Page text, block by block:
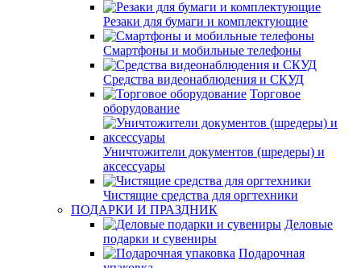
Резаки для бумаги и комплектующие
Смартфоны и мобильные телефоны
Средства видеонаблюдения и СКУД
Торговое
оборудование
Уничтожители документов (шредеры) и
аксессуары
Чистящие средства для оргтехники
ПОДАРКИ И ПРАЗДНИК
Деловые
подарки и сувениры
Подарочная